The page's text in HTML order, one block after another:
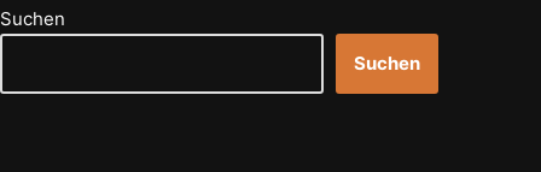
Suchen
Suchen